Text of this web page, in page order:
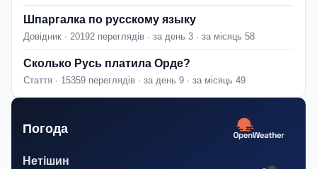
Шпаргалка по русскому языку
Довідник · 20192 переглядів · за день 3 · за місяць 58
Сколько Русь платила Орде?
Стаття · 15359 переглядів · за день 9 · за місяць 49
Погода
Нетішин